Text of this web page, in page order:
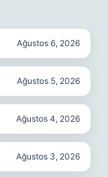
Ağustos 6, 2026
Ağustos 5, 2026
Ağustos 4, 2026
Ağustos 3, 2026